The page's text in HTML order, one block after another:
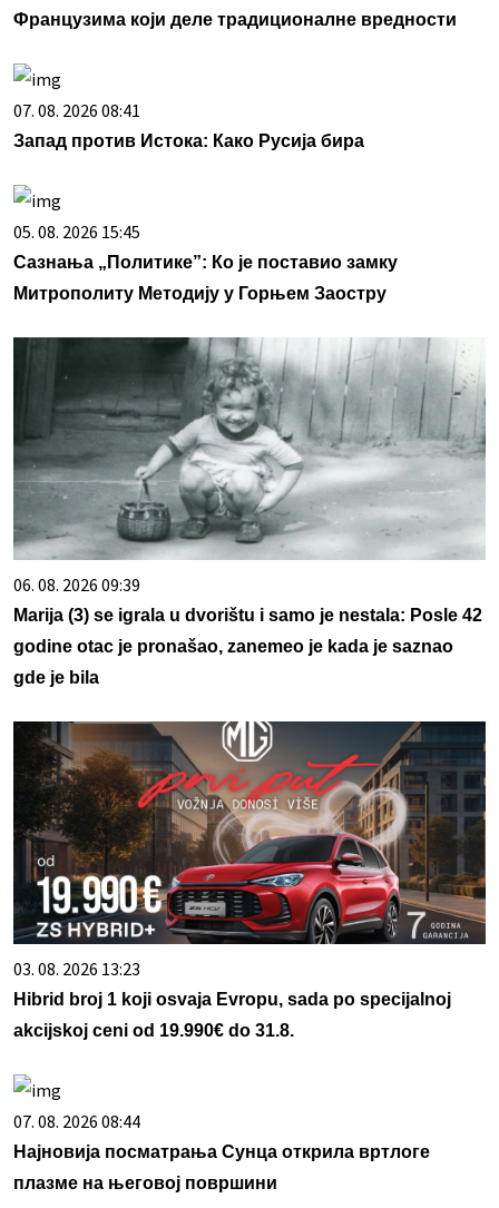
Французима који деле традиционалне вредности
07. 08. 2026 08:41
Запад против Истока: Како Русија бира
05. 08. 2026 15:45
Сазнања „Политике”: Ко је поставио замку
Митрополиту Методију у Горњем Заостру
06. 08. 2026 09:39
Marija (3) se igrala u dvorištu i samo je nestala: Posle 42
godine otac je pronašao, zanemeo je kada je saznao
gde je bila
03. 08. 2026 13:23
Hibrid broj 1 koji osvaja Evropu, sada po specijalnoj
akcijskoj ceni od 19.990€ do 31.8.
07. 08. 2026 08:44
Најновија посматрања Сунца открила вртлоге
плазме на његовој површини